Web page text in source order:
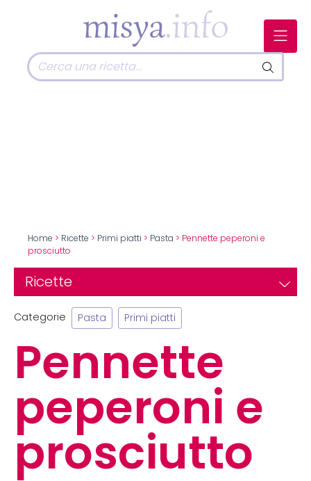
Home > Ricette > Primi piatti > Pasta > Pennette peperoni e
prosciutto
Ricette
Categorie Pasta Primi piatti
Pennette
peperoni e
prosciutto